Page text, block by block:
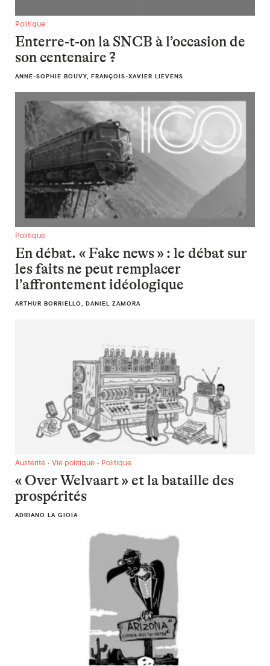
Enterre-t-on la SNCB à l’occasion de son centenaire ?
Politique
Enterre-t-on la SNCB à l’occasion de
son centenaire ?
ANNE-SOPHIE BOUVY, FRANÇOIS-XAVIER LIEVENS
En débat. « Fake news » : le débat sur les faits ne peut
Politique
En débat. « Fake news » : le débat sur
les faits ne peut remplacer
l’affrontement idéologique
ARTHUR BORRIELLO, DANIEL ZAMORA
« Over Welvaart » et la bataille des prospérités
Austérité • Vie politique • Politique
« Over Welvaart » et la bataille des
prospérités
ADRIANO LA GIOIA